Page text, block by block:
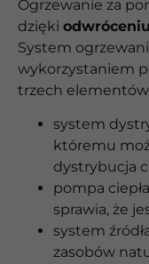
Ogrzewanie za
dzięki
System
wykorzystaniem
trzech
system
któremu
dystrybucja
pompa
sprawia, że
system
zasobów